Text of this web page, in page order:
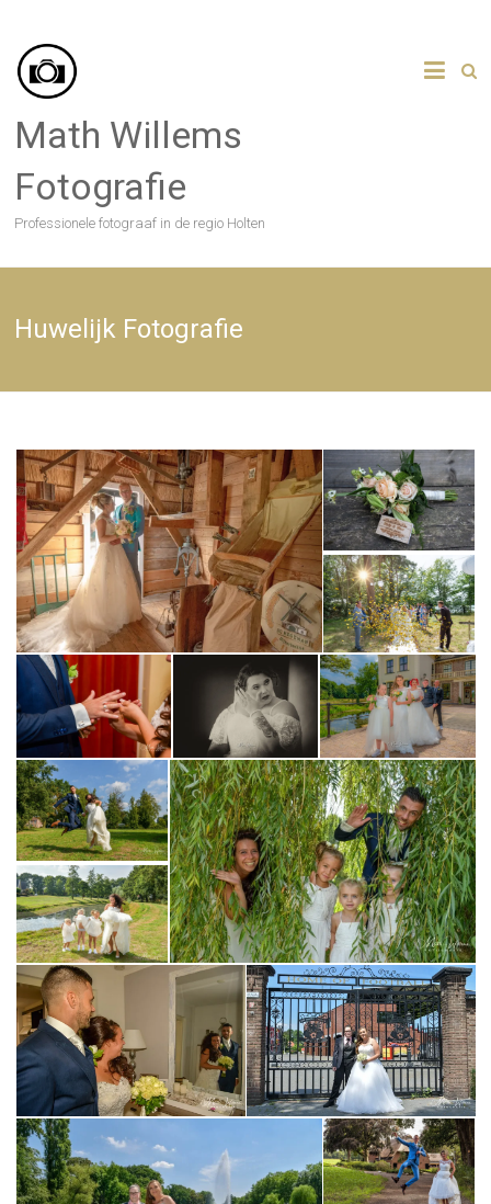
content
Math Willems
Fotografie
Professionele fotograaf in de regio Holten
Huwelijk Fotografie